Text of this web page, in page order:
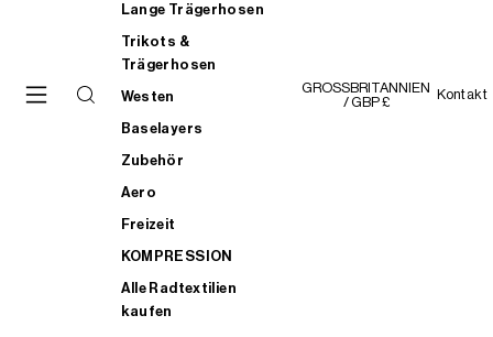
Lange Trägerhosen
Trikots &
Trägerhosen
Westen
Baselayers
Zubehör
Aero
Freizeit
KOMPRESSION
Alle Radtextilien
kaufen
GROSSBRITANNIEN
/ GBP £
Kontakt